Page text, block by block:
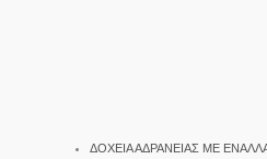
ΔΟΧΕΙΑ ΑΔΡΑΝΕΙΑΣ ΜΕ